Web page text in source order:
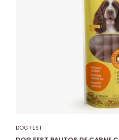
DOG FEST